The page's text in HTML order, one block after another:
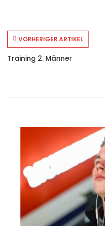
VORHERIGER ARTIKEL
Training 2. Männer